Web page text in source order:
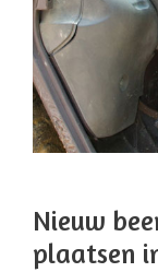
Nieuw
plaatsen